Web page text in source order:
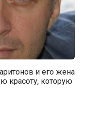
и его жена
красоту, которую